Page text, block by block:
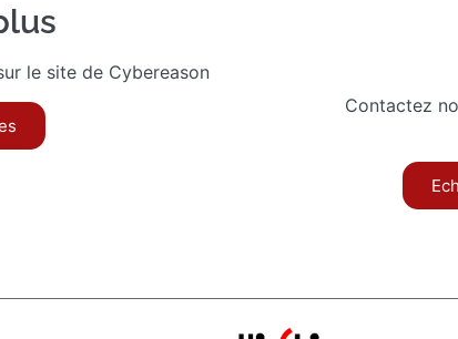
le site de Cybereason
Contactez